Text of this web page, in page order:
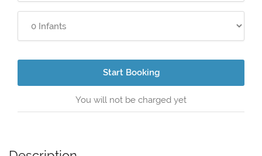
Start Booking
You will not be charged yet